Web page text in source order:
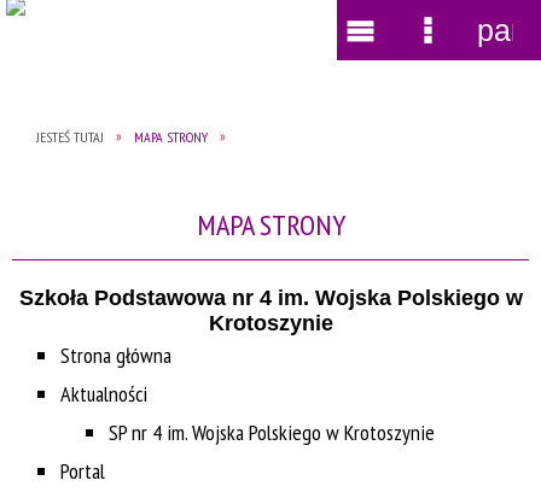
JESTEŚ TUTAJ MAPA STRONY
MAPA STRONY
Szkoła Podstawowa nr 4 im. Wojska Polskiego w
Krotoszynie
Strona główna
Aktualności
SP nr 4 im. Wojska Polskiego w Krotoszynie
Portal
Wyszukiwarka
Narzędzia
MenuMenu